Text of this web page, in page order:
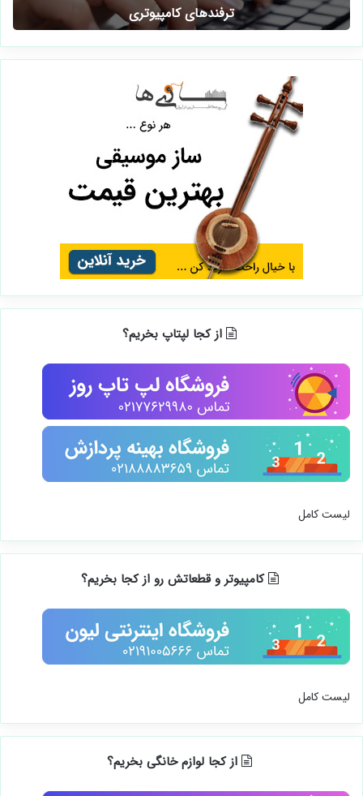
ترفندهای کامپیوتری
از کجا لپتاپ بخریم؟
لیست کامل
کامپیوتر و قطعاتش رو از کجا بخریم؟
لیست کامل
از کجا لوازم خانگی بخریم؟